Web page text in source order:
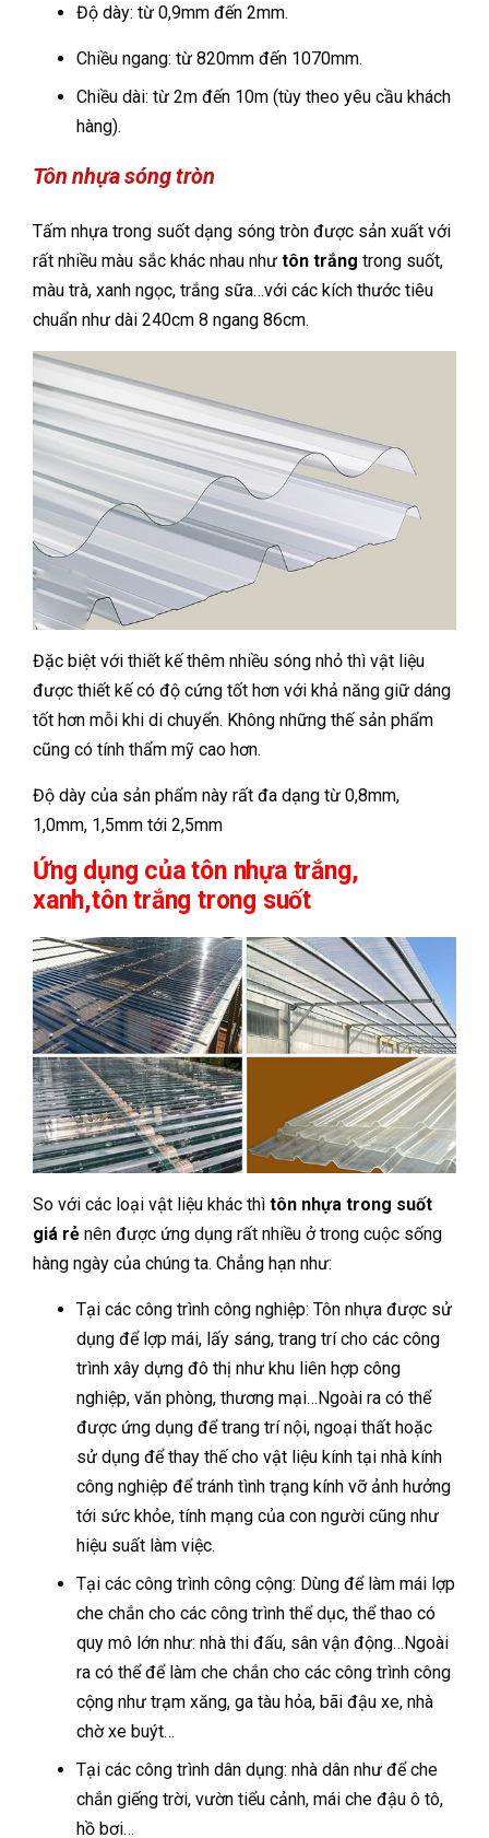
Độ dày: từ 0,9mm đến 2mm.
Chiều ngang: từ 820mm đến 1070mm.
Chiều dài: từ 2m đến 10m (tùy theo yêu cầu khách
hàng).
Tôn nhựa sóng tròn
Tấm nhựa trong suốt dạng sóng tròn được sản xuất với
rất nhiều màu sắc khác nhau như tôn trắng trong suốt,
màu trà, xanh ngọc, trắng sữa…với các kích thước tiêu
chuẩn như dài 240cm 8 ngang 86cm.
Đặc biệt với thiết kế thêm nhiều sóng nhỏ thì vật liệu
được thiết kế có độ cứng tốt hơn với khả năng giữ dáng
tốt hơn mỗi khi di chuyển. Không những thế sản phẩm
cũng có tính thẩm mỹ cao hơn.
Độ dày của sản phẩm này rất đa dạng từ 0,8mm,
1,0mm, 1,5mm tới 2,5mm
Ứng dụng của tôn nhựa trắng,
xanh,tôn trắng trong suốt
So với các loại vật liệu khác thì tôn nhựa trong suốt
giá rẻ nên được ứng dụng rất nhiều ở trong cuộc sống
hàng ngày của chúng ta. Chẳng hạn như:
Tại các công trình công nghiệp: Tôn nhựa được sử
dụng để lợp mái, lấy sáng, trang trí cho các công
trình xây dựng đô thị như khu liên hợp công
nghiệp, văn phòng, thương mại…Ngoài ra có thể
được ứng dụng để trang trí nội, ngoại thất hoặc
sử dụng để thay thế cho vật liệu kính tại nhà kính
công nghiệp để tránh tình trạng kính vỡ ảnh hưởng
tới sức khỏe, tính mạng của con người cũng như
hiệu suất làm việc.
Tại các công trình công cộng: Dùng để làm mái lợp
che chắn cho các công trình thể dục, thể thao có
quy mô lớn như: nhà thi đấu, sân vận động…Ngoài
ra có thể để làm che chắn cho các công trình công
cộng như trạm xăng, ga tàu hỏa, bãi đậu xe, nhà
chờ xe buýt…
Tại các công trình dân dụng: nhà dân như để che
chắn giếng trời, vườn tiểu cảnh, mái che đậu ô tô,
hồ bơi…